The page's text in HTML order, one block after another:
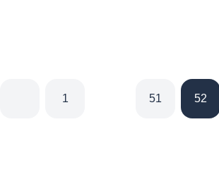
1 51 52